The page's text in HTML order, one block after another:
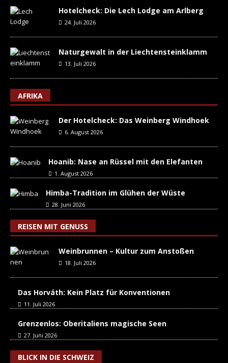
Hotelcheck: Die Lech Lodge am Arlberg
24. Juli 2026
Naturgewalt in der Liechtensteinklamm
13. Juli 2026
AFRIKA
Der Hotelcheck: Das Weinberg Windhoek
6. August 2026
Hoanib: Nase an Rüssel mit den Elefanten
1. August 2026
Himba-Tradition im Glühen der Wüste
28. Juni 2026
REISEN MIT GENUSS
Weinbrunnen – Kultur zum Anstoßen
18. Juli 2026
Das Horváth: Kein Platz für Konventionen
11. Juli 2026
Grenzenlos: Oberitaliens magische Seen
27. Juni 2026
BLICK IN DIE SCHWEIZ